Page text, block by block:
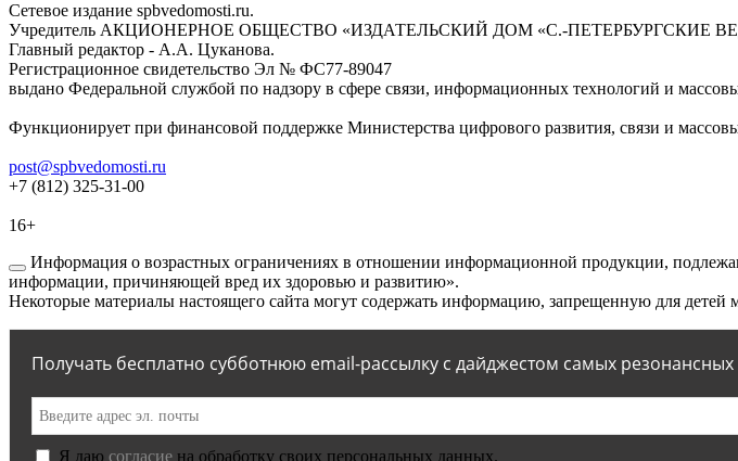
Сетевое издание spbvedomosti.ru.
Учредитель АКЦИОНЕРНОЕ ОБЩЕСТВО «ИЗДАТЕЛЬСКИЙ ДОМ «С.-ПЕТЕРБУРГСКИЕ
Главный редактор - А.А. Цуканова.
Регистрационное свидетельство Эл № ФС77-89047
выдано Федеральной службой по надзору в сфере связи, информационных технологий и
Функционирует при финансовой поддержке Министерства цифрового развития, связи и
post@spbvedomosti.ru
+7 (812) 325-31-00
16+
Информация о возрастных ограничениях в отношении информационной продукции,
информации, причиняющей вред их здоровью и развитию».
Некоторые материалы настоящего сайта могут содержать информацию, запрещенную для детей
Получать бесплатно субботнюю email-рассылку с дайджестом самых резонансных
Я даю согласие на обработку своих персональных данных.